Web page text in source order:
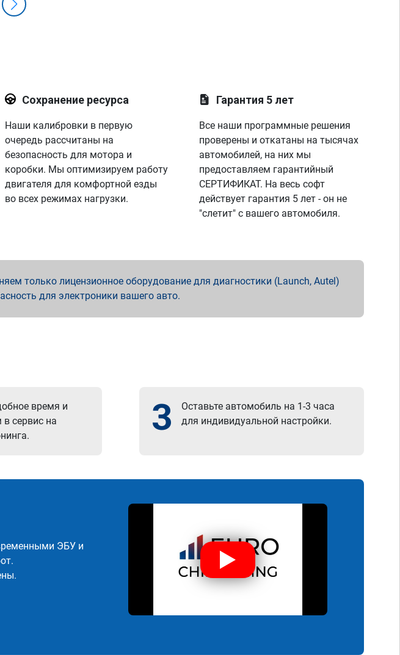
Сохранение ресурса
Наши калибровки в первую
очередь рассчитаны на
безопасность для мотора и
коробки. Мы оптимизируем работу
двигателя для комфортной езды
во всех режимах нагрузки.
Гарантия 5 лет
Все наши программные решения
проверены и откатаны на тысячах
автомобилей, на них мы
предоставляем гарантийный
СЕРТИФИКАТ. На весь софт
действует гарантия 5 лет - он не
"слетит" с вашего автомобиля.
только лицензионное оборудование для диагностики (Launch, Autel)
для электроники вашего авто.
время и
сервис на
3
Оставьте автомобиль на 1-3 часа
для индивидуальной настройки.
ЭБУ и